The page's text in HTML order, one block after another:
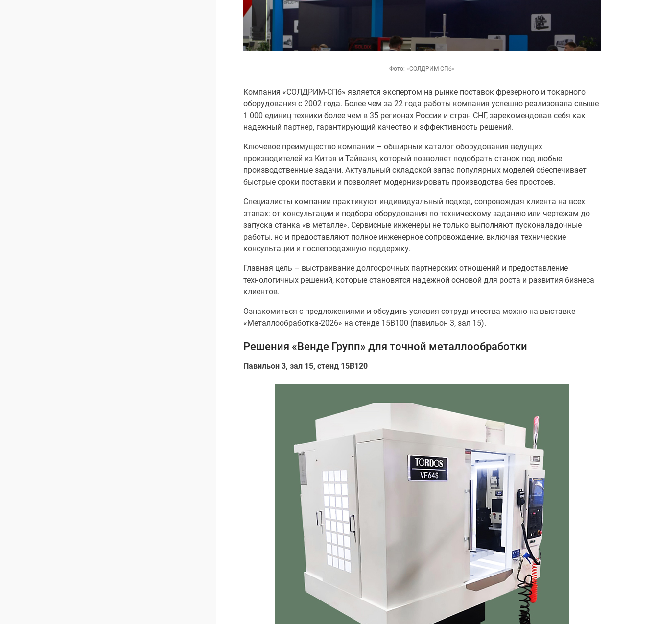
Фото: «СОЛДРИМ-СПб»
Компания «СОЛДРИМ-СПб» является экспертом на рынке поставок фрезерного и токарного
оборудования с 2002 года. Более чем за 22 года работы компания успешно реализовала свыше
1 000 единиц техники более чем в 35 регионах России и стран СНГ, зарекомендовав себя как
надежный партнер, гарантирующий качество и эффективность решений.
Ключевое преимущество компании – обширный каталог оборудования ведущих
производителей из Китая и Тайваня, который позволяет подобрать станок под любые
производственные задачи. Актуальный складской запас популярных моделей обеспечивает
быстрые сроки поставки и позволяет модернизировать производства без простоев.
Специалисты компании практикуют индивидуальный подход, сопровождая клиента на всех
этапах: от консультации и подбора оборудования по техническому заданию или чертежам до
запуска станка «в металле». Сервисные инженеры не только выполняют пусконаладочные
работы, но и предоставляют полное инженерное сопровождение, включая технические
консультации и послепродажную поддержку.
Главная цель – выстраивание долгосрочных партнерских отношений и предоставление
технологичных решений, которые становятся надежной основой для роста и развития бизнеса
клиентов.
Ознакомиться с предложениями и обсудить условия сотрудничества можно на выставке
«Металлообработка-2026» на стенде 15B100 (павильон 3, зал 15).
Решения «Венде Групп» для точной металлообработки
Павильон 3, зал 15, стенд 15B120